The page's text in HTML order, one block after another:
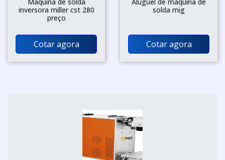
inversora miller cst 280
preço
Cotar agora
solda mig
Cotar agora